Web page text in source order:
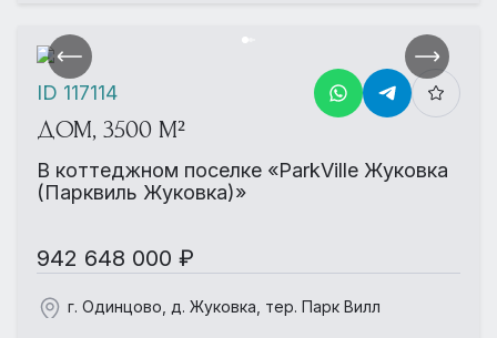
ДОМ, 3500 М²
В коттеджном поселке «ParkVille Жуковка
(Парквиль Жуковка)»
942 648 000 ₽
г. Одинцово, д. Жуковка, тер. Парк Вилл
ID 117114